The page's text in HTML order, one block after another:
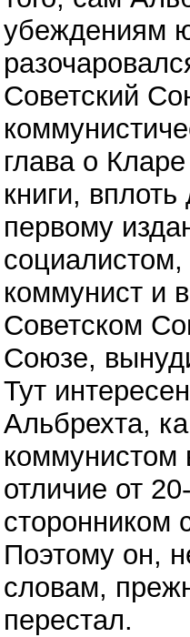
убеждениям
Советский
глава о
книги,
первому
коммунист и
Советском
Союзе,
Тут
Альбрехта,
коммунистом
отличие от
сторонником
Поэтому он,
словам,
перестал.